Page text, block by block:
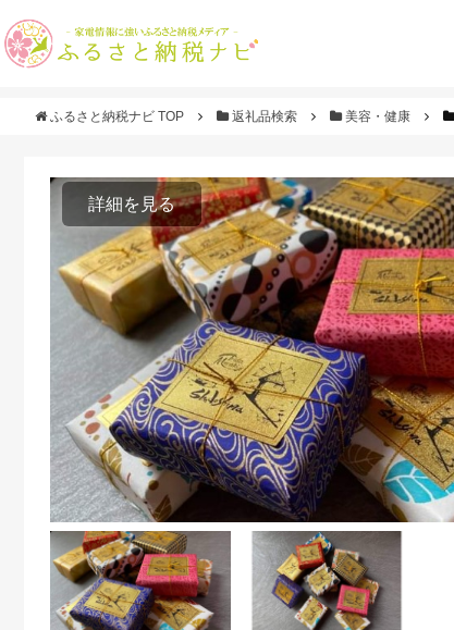
ふるさと納税ナビ TOP 返礼品検索 美容・健康
詳細を見る